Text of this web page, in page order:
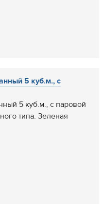
5 куб.м., с
5 куб.м., с паровой
типа. Зеленая